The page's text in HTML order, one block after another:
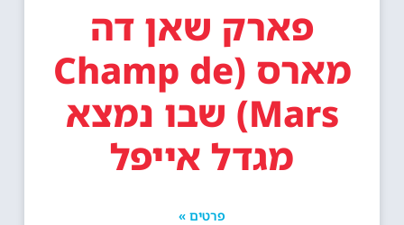
פארק שאן דה
מארס (Champ de
Mars) שבו נמצא
מגדל אייפל
פרטים »